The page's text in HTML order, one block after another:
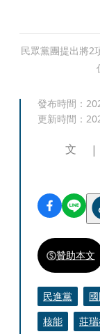
民眾黨團提出將2
發布時間：
更新時間：
文
贊助本文
民進黨
核能
莊